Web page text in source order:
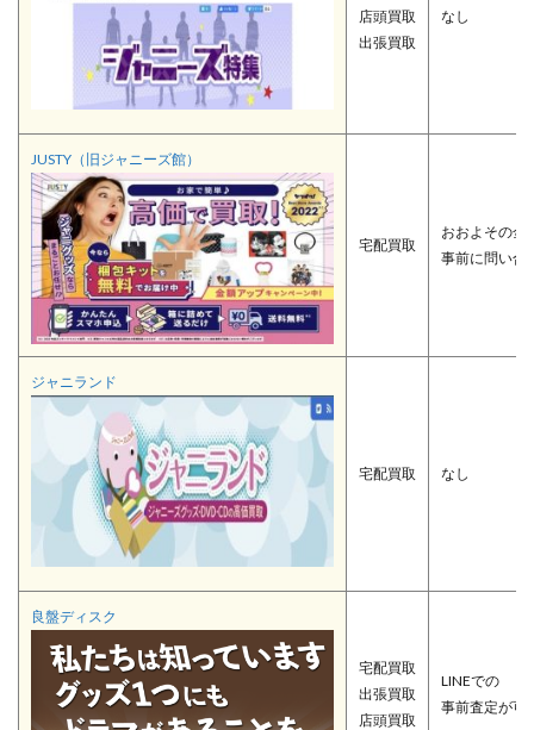
店頭買取
出張買取
なし
JUSTY（旧ジャニーズ館）
宅配買取
おおよその金
事前に問い合
ジャニランド
宅配買取 なし
良盤ディスク
宅配買取
出張買取
店頭買取
LINEでの
事前査定が可